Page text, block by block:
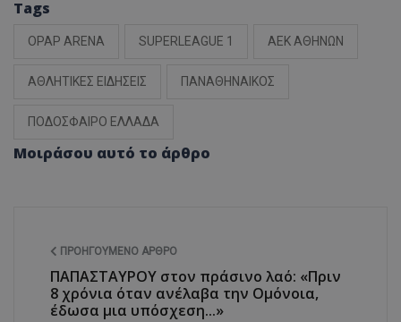
Tags
OPAP ARENA SUPERLEAGUE 1 ΑΕΚ ΑΘΗΝΩΝ
ΑΘΛΗΤΙΚΕΣ ΕΙΔΗΣΕΙΣ ΠΑΝΑΘΗΝΑΙΚΟΣ
ΠΟΔΟΣΦΑΙΡΟ ΕΛΛΑΔΑ
Μοιράσου αυτό το άρθρο
ΠΡΟΗΓΟΎΜΕΝΟ ΆΡΘΡΟ
ΠΑΠΑΣΤΑΥΡΟΥ στον πράσινο λαό: «Πριν
8 χρόνια όταν ανέλαβα την Ομόνοια,
έδωσα μια υπόσχεση...»